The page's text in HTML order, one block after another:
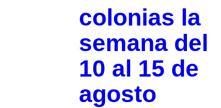
colonias la
semana del
10 al 15 de
agosto